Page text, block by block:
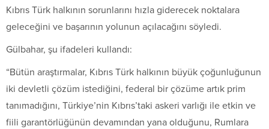
Kıbrıs Türk halkının sorunlarını hızla giderecek noktalara
geleceğini ve başarının yolunun açılacağını söyledi.
Gülbahar, şu ifadeleri kullandı:
“Bütün araştırmalar, Kıbrıs Türk halkının büyük çoğunluğunun
iki devletli çözüm istediğini, federal bir çözüme artık prim
tanımadığını, Türkiye’nin Kıbrıs’taki askeri varlığı ile etkin ve
fiili garantörlüğünün devamından yana olduğunu, Rumlara